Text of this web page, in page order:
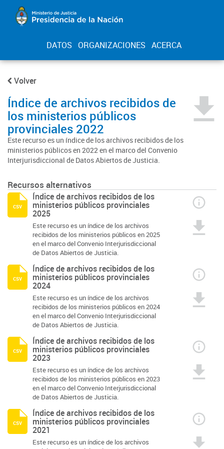
DATOS ORGANIZACIONES ACERCA
Volver
Índice de archivos recibidos de
los ministerios públicos
provinciales 2022
Este recurso es un índice de los archivos recibidos de los
ministerios públicos en 2022 en el marco del Convenio
Interjurisdiccional de Datos Abiertos de Justicia.
Recursos alternativos
Índice de archivos recibidos de los
ministerios públicos provinciales
2025
Este recurso es un índice de los archivos
recibidos de los ministerios públicos en 2025
en el marco del Convenio Interjurisdiccional
de Datos Abiertos de Justicia.
csv
Índice de archivos recibidos de los
ministerios públicos provinciales
2024
Este recurso es un índice de los archivos
recibidos de los ministerios públicos en 2024
en el marco del Convenio Interjurisdiccional
de Datos Abiertos de Justicia.
csv
Índice de archivos recibidos de los
ministerios públicos provinciales
2023
Este recurso es un índice de los archivos
recibidos de los ministerios públicos en 2023
en el marco del Convenio Interjurisdiccional
de Datos Abiertos de Justicia.
csv
Índice de archivos recibidos de los
ministerios públicos provinciales
2021
Este recurso es un índice de los archivos
csv